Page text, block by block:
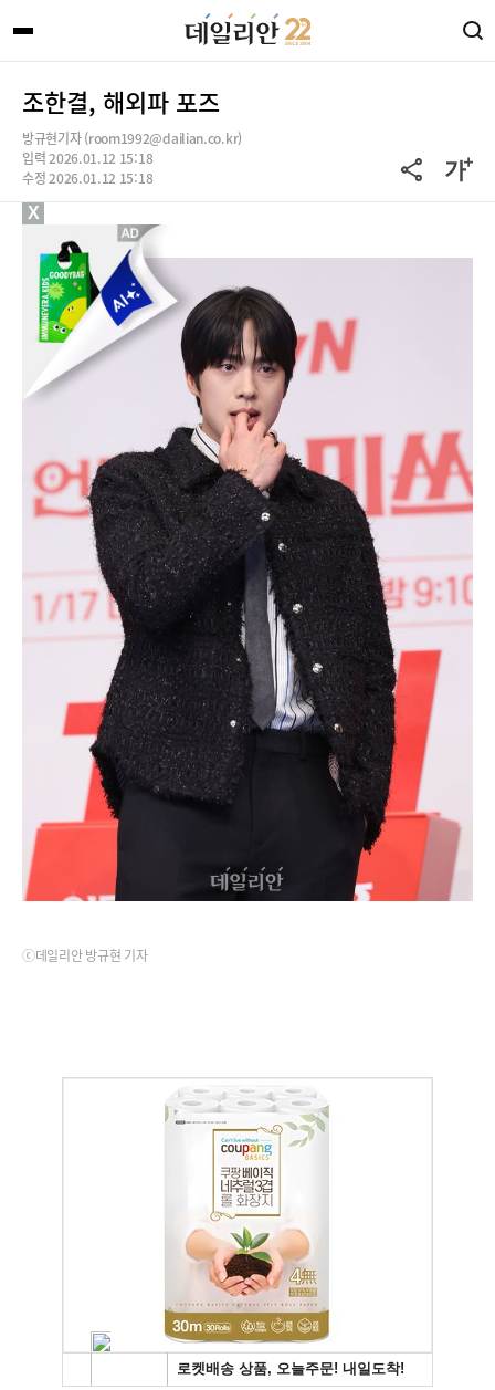
조한결, 해외파 포즈
방규현기자 (room1992@dailian.co.kr)
입력 2026.01.12 15:18
수정 2026.01.12 15:18
ⓒ데일리안 방규현 기자
X